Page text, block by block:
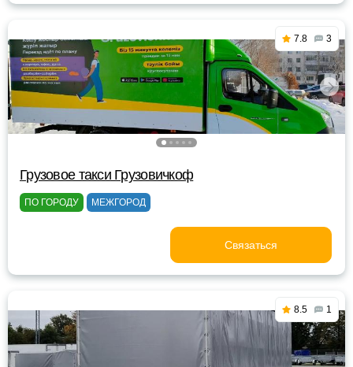
7.8 3
Грузовое такси Грузовичкоф
ПО ГОРОДУ МЕЖГОРОД
Связаться
8.5 1